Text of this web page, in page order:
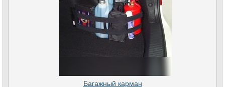
Багажный карман